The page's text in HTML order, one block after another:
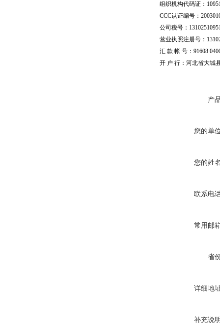
组织机构代码证：
CCC认证编号：
公司税号：
营业执照注册号：
汇 款 帐 号：91608
开 户 行：河北省大城
产
您的单
您的姓
联系电
常用邮
省
详细地
补充说